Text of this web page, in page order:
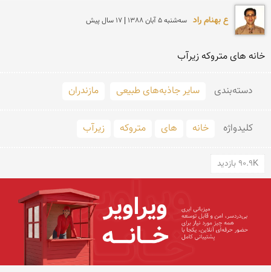
ع بهنام راد سه‌شنبه 5 آبان 1388 | 17 سال پیش
خانه های متروکه زیرآب
دسته‌بندی سایر جاذبه‌های طبیعی مازندران
کلید‌واژه خانه های متروکه زیرآب
90.9K بازدید